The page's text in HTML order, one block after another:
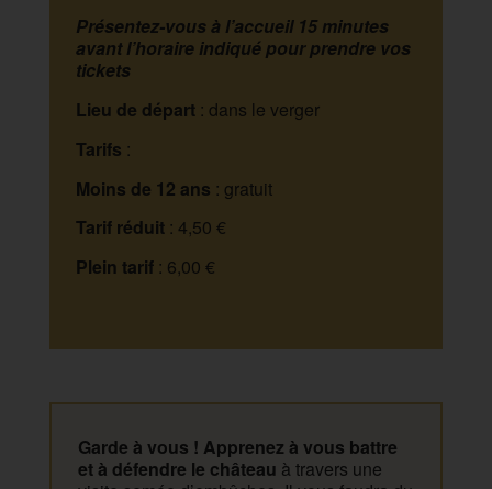
Présentez-vous à l’accueil 15 minutes
avant l’horaire indiqué pour prendre vos
tickets
Lieu de départ: dans le verger
Tarifs :
Moins de 12 ans : gratuit
Tarif réduit: 4,50 €
Plein tarif: 6,00 €
Garde à vous ! Apprenez à vous battre
et à défendre le château à travers une